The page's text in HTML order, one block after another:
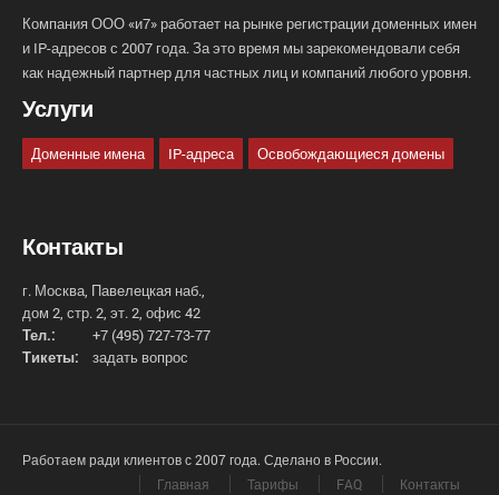
Компания ООО «и7» работает на рынке регистрации доменных имен
и IP-адресов с 2007 года. За это время мы зарекомендовали себя
как надежный партнер для частных лиц и компаний любого уровня.
Услуги
Доменные имена IP-адреса Освобождающиеся домены
Контакты
г. Москва, Павелецкая наб.,
дом 2, стр. 2, эт. 2, офис 42
Тел.:
+7 (495) 727-73-77
Тикеты:
задать вопрос
Работаем ради клиентов с 2007 года. Сделано в России.
Главная
Тарифы FAQ Контакты